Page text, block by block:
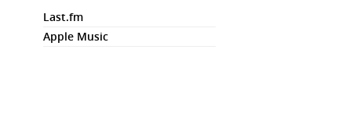
Last.fm
Apple Music